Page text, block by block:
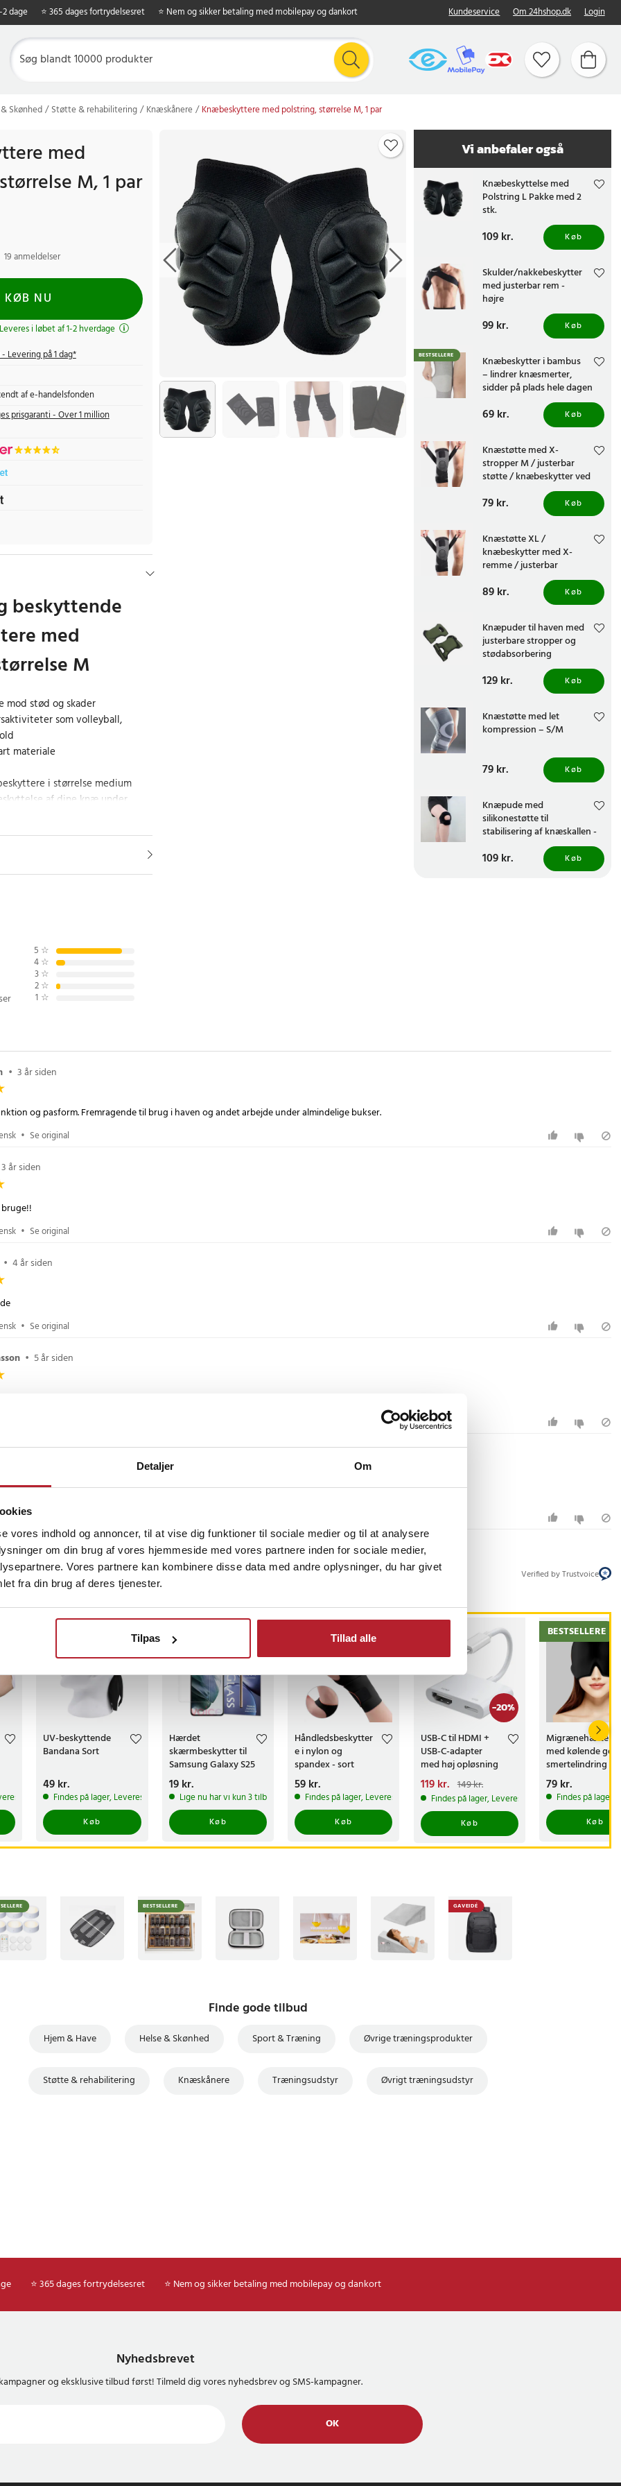
Detaljer Om
vores indhold og annoncer, til at vise dig funktioner til sociale medier og til at analysere
om din brug af vores hjemmeside med vores partnere inden for sociale medier,
Vores partnere kan kombinere disse data med andre oplysninger, du har givet
fra din brug af deres tjenester.
Tilpas Tillad alle
2 dage ⭐ 365 dages fortrydelsesret ⭐ Nem og sikker betaling med mobilepay og dankort Kundeservice Om 24hshop.dk Login
Skønhed Støtte & rehabilitering Knæskånere Knæbeskyttere med polstring, størrelse M, 1 par
med
M, 1 par
19 anmeldelser
KØB NU
i løbet af 1-2 hverdage
- Levering på 1 dag*
af e-handelsfonden
prisgaranti - Over 1 million
beskyttende
med
M
mod stød og skader
som volleyball,
materiale
i størrelse medium
af dine knæ under
Uanset om du spiller
fodbold, har disse
egenskaber, der
og stød.
af fleksibelt og åndbart
en behagelig pasform og
Med en længde på 23,5
36–42 cm passer de perfekt til
sikrer, at dine knæ er godt
1 par
åndbart
Vi anbefaler også
Knæbeskyttelse med
Polstring L Pakke med 2
stk.
Pris :109 kr.
109 kr. Køb
Skulder/nakkebeskytter
med justerbar rem -
højre
Pris:99 kr.
99 kr. Køb
BESTSELLERE
Knæbeskytter i bambus
– lindrer knæsmerter,
sidder på plads hele dagen
Pris:69 kr.
69 kr. Køb
Knæstøtte med X-
stropper M / justerbar
støtte / knæbeskytter ved
knæproblemer og træning
Pris:79 kr.
79 kr. Køb
Knæstøtte XL /
knæbeskytter med X-
remme / justerbar
kompressionsstøtte til
træning
Pris:89 kr.
89 kr. Køb
Knæpuder til haven med
justerbare stropper og
stødabsorbering
Pris :129 kr.
129 kr. Køb
Knæstøtte med let
kompression – S/M
Pris:79 kr.
79 kr. Køb
Knæpude med
silikonestøtte til
stabilisering af knæskallen -
Pris :109 kr.
109 kr. Køb
5 ☆
4 ☆
3 ☆
2 ☆
1 ☆
• 3 år siden
og pasform. Fremragende til brug i haven og andet arbejde under almindelige bukser.
• Se original
3 år siden
• Se original
• 4 år siden
• Se original
• 5 år siden
•Se original
Verified by Trustvoice
i løbet af 1-2 hverdage
UV-beskyttende
Bandana Sort
Pris:49 kr.
49 kr.
Findes på lager, Leveres i løbet af 1-2 hverdage
Køb
Hærdet
skærmbeskytter til
Samsung Galaxy S25
Ultra
Pris:19 kr.
19 kr.
Lige nu har vi kun 3 tilbage af dette produkt
Køb
Håndledsbeskytter
e i nylon og
spandex - sort
Pris:59 kr.
59 kr.
Findes på lager, Leveres i løbet af 1-2 hverdage
Køb
-20%
USB-C til HDMI +
USB-C-adapter
med høj opløsning
Nuværende pris
119 kr.Tidligere pris:
149 kr.
119 kr. 149 kr.
Findes på lager, Leveres i løbet af 1-2 hverdage
Køb
BESTSELLERE
Migrænehætte
med kølende gel
smertelindring
Pris:79 kr.
79 kr.
Findes på lager,
Køb
BESTSELLERE GAVEIDÉ
Finde gode tilbud
Hjem & Have Helse & Skønhed Sport & Træning Øvrige træningsprodukter
Støtte & rehabilitering Knæskånere Træningsudstyr Øvrigt træningsudstyr
⭐ 365 dages fortrydelsesret ⭐ Nem og sikker betaling med mobilepay og dankort
Nyhedsbrevet
og eksklusive tilbud først! Tilmeld dig vores nyhedsbrev og SMS-kampagner.
OK